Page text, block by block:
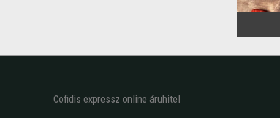
Cofidis expressz online áruhitel